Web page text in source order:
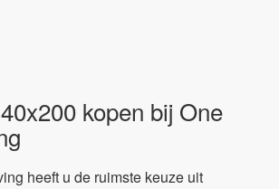
kopen bij One
heeft u de ruimste keuze uit